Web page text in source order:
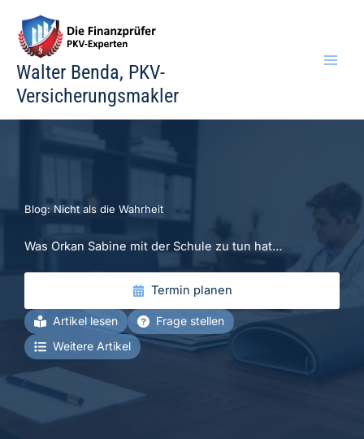
Inhalt
springen
Walter Benda, PKV-
Versicherungsmakler
Blog: Nicht als die Wahrheit
Was Orkan Sabine mit der Schule zu tun hat…
Termin planen
Artikel lesen
Frage stellen
Weitere Artikel